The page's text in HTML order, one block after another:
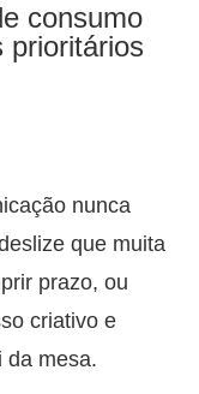
consumo
prioritários
nunca
que muita
prazo, ou
criativo e
da mesa.